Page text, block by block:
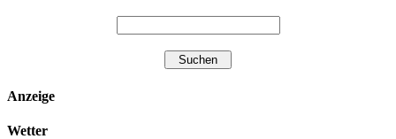
Anzeige
Wetter